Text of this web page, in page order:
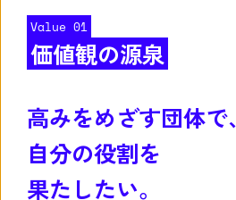
Value 01
価値観の源泉
高みをめざす団体で、
自分の役割を
果たしたい。